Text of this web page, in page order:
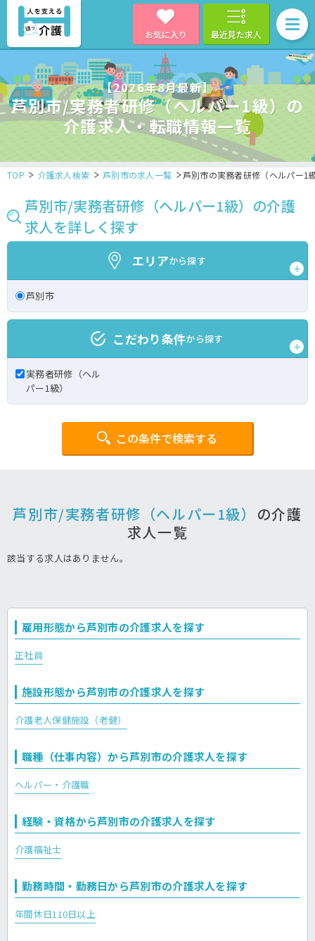
お気に入り 最近見た求人
【2026年8月最新】
芦別市/実務者研修（ヘルパー1級）の
介護求人・転職情報一覧
TOP 介護求人検索 芦別市の求人一覧 芦別市の実務者研修（ヘルパー1
芦別市/実務者研修（ヘルパー1級）の介護
求人を詳しく探す
エリアから探す
芦別市
こだわり条件から探す
実務者研修（ヘル
パー1級）
この条件で検索する
芦別市/実務者研修（ヘルパー1級） の介護
求人一覧
該当する求人はありません。
雇用形態から芦別市の介護求人を探す
正社員
施設形態から芦別市の介護求人を探す
介護老人保健施設（老健）
職種（仕事内容）から芦別市の介護求人を探す
ヘルパー・介護職
経験・資格から芦別市の介護求人を探す
介護福祉士
勤務時間・勤務日から芦別市の介護求人を探す
年間休日110日以上